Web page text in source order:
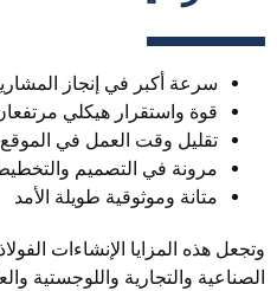
سرعة أكبر في إنجاز
قوة واستقرار هيكلي
تقليل وقت العمل في الموقع
مرونة في التصميم
متانة وموثوقية طويلة الأمد
وتجعل هذه المزايا الإنشاءات
الصناعية والتجارية واللوجستية